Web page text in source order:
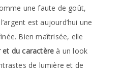
une faute de goût,
est aujourd’hui une
Bien maîtrisée, elle
du caractère à un look
de lumière et de